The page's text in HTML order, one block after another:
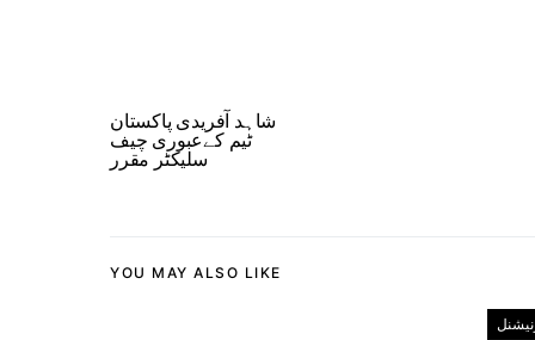
شاہد آفریدی پاکستان
ٹیم کےعبوری چیف
سلیکٹر مقرر
YOU MAY ALSO LIKE